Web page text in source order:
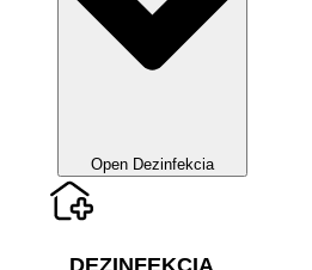
Open Dezinfekcia
DEZINFEKCIA